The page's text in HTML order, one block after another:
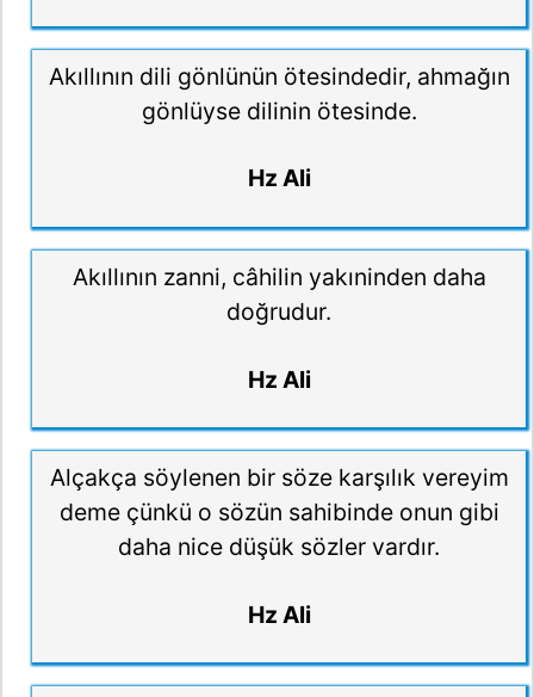
Akıllının dili gönlünün ötesindedir, ahmağın
gönlüyse dilinin ötesinde.
Hz Ali
Akıllının zanni, câhilin yakıninden daha
doğrudur.
Hz Ali
Alçakça söylenen bir söze karşılık vereyim
deme çünkü o sözün sahibinde onun gibi
daha nice düşük sözler vardır.
Hz Ali